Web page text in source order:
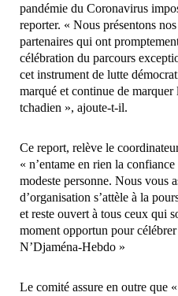
pandémie du Coronavirus
reporter. « Nous présentons
partenaires qui ont
célébration du parcours
cet instrument de lutte
marqué et continue de marquer
tchadien », ajoute-t-il.
Ce report, relève le
« n’entame en rien la
modeste personne. Nous vous
d’organisation s’attèle à la
et reste ouvert à tous ceux qui
moment opportun pour
N’Djaména-Hebdo »
Le comité assure en outre que